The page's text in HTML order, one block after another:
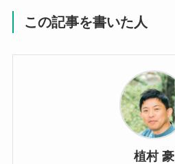
この記事を書いた人
植村 豪